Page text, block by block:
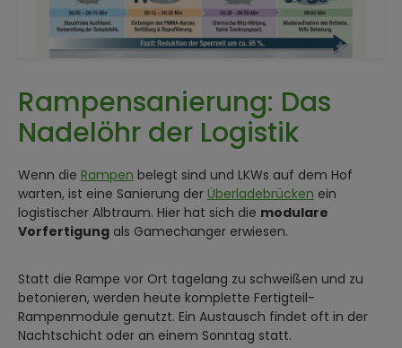
Rampensanierung: Das
Nadelöhr der Logistik
Wenn die Rampen belegt sind und LKWs auf dem Hof
warten, ist eine Sanierung der Überladebrücken ein
logistischer Albtraum. Hier hat sich die modulare
Vorfertigung als Gamechanger erwiesen.
Statt die Rampe vor Ort tagelang zu schweißen und zu
betonieren, werden heute komplette Fertigteil-
Rampenmodule genutzt. Ein Austausch findet oft in der
Nachtschicht oder an einem Sonntag statt.